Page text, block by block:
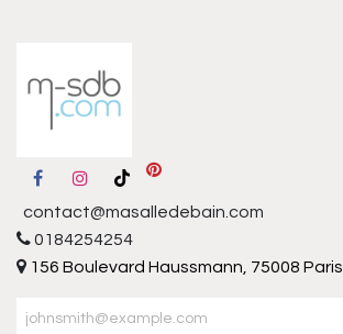
contact@masalledebain.com
0184254254
156 Boulevard Haussmann, 75008 Paris